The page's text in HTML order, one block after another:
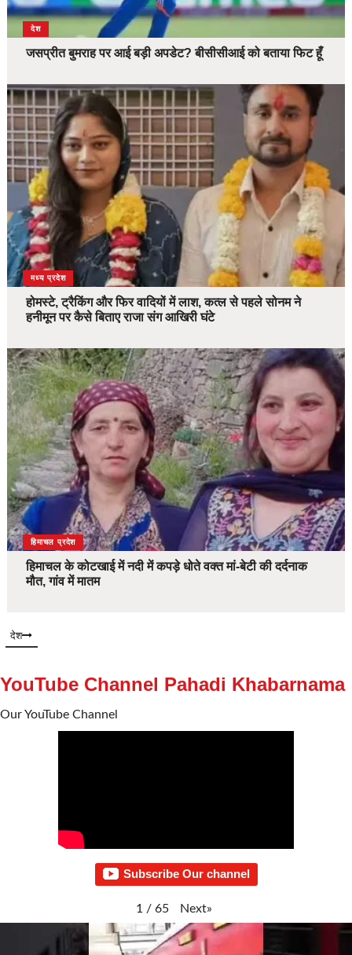
देश
जसप्रीत बुमराह पर आई बड़ी अपडेट? बीसीसीआई को बताया फिट हूँ
देश
मध्य प्रदेश
होमस्टे, ट्रैकिंग और फिर वादियों में लाश, कत्ल से पहले सोनम ने
हनीमून पर कैसे बिताए राजा संग आखिरी घंटे
देश
हिमाचल प्रदेश
हिमाचल के कोटखाई में नदी में कपड़े धोते वक्त मां-बेटी की दर्दनाक
मौत, गांव में मातम
देश
YouTube Channel Pahadi Khabarnama
Our YouTube Channel
Subscribe Our channel
1 / 65 Next»